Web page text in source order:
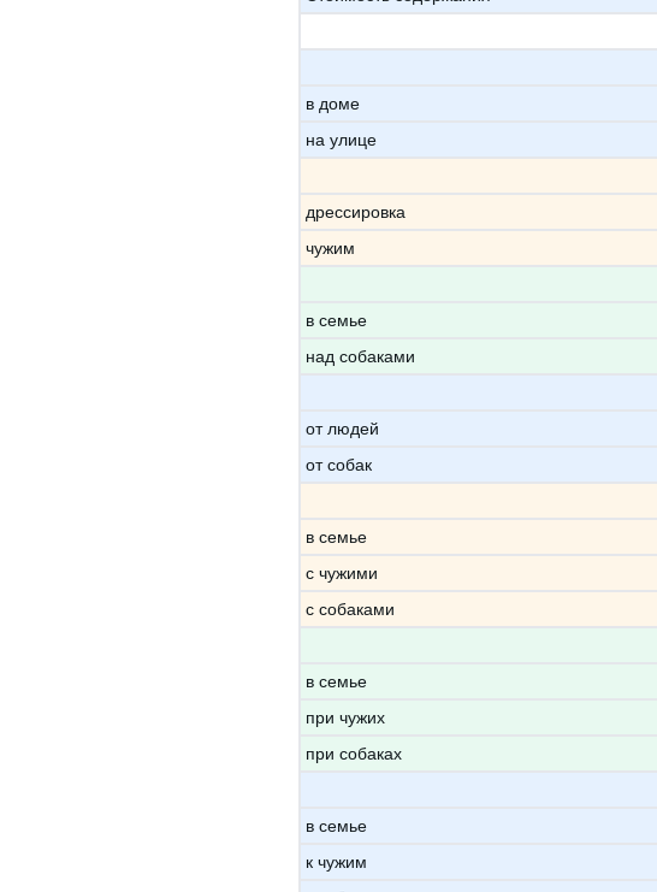
в доме
на улице
дрессировка
чужим
в семье
над собаками
от людей
от собак
в семье
с чужими
с собаками
в семье
при чужих
при собаках
в семье
к чужим